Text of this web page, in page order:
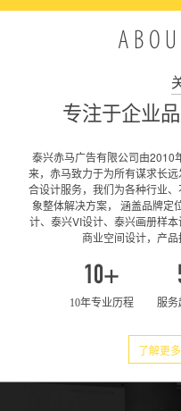
专注于企业
泰兴赤马广告有限公司由2010
来，赤马致力于为所有谋求长
合设计服务，我们为各种行业
象整体解决方案， 涵盖品牌定
计、泰兴VI设计、泰兴画册样
商业空间设计，产品
10+
10年专业历程 服务
了解更